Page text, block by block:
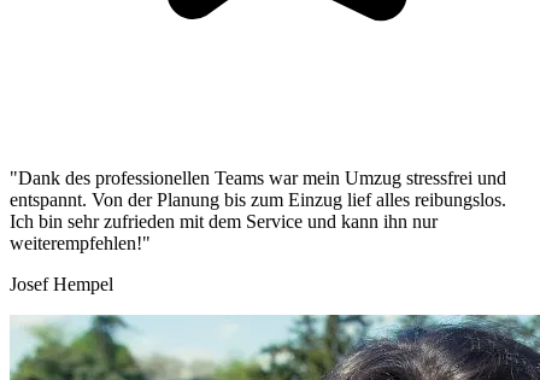
"Dank des professionellen Teams war mein Umzug stressfrei und
entspannt. Von der Planung bis zum Einzug lief alles reibungslos.
Ich bin sehr zufrieden mit dem Service und kann ihn nur
weiterempfehlen!"
Josef Hempel